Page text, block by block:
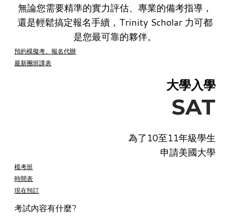
無論您需要精準的實力評估、專業的備考指導，
還是輕鬆搞定報名手續，Trinity Scholar 力可都
是您最可靠的夥伴。
預約模擬考、報名代辦
最新團班課表
大學入學
SAT
為了10至11年級學生
申請美國大學
模考班
時間表
現在預訂
考試內容有什麼?